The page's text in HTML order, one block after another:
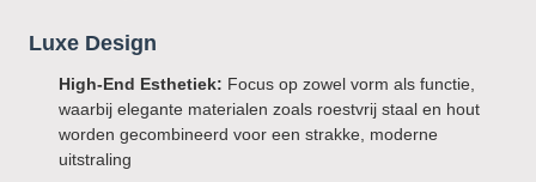
Luxe Design
High-End Esthetiek: Focus op zowel vorm als functie,
waarbij elegante materialen zoals roestvrij staal en hout
worden gecombineerd voor een strakke, moderne
uitstraling